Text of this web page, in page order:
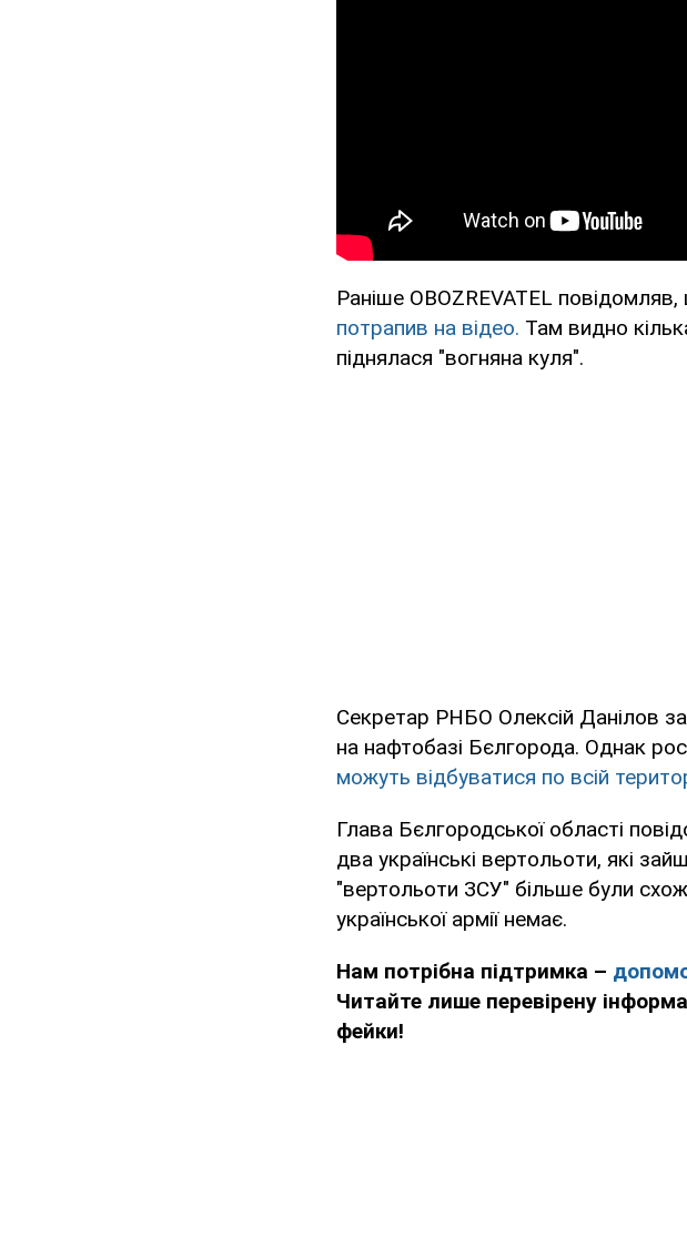
Раніше OBOZREVATEL
потрапив на відео. Там видно
піднялася "вогняна куля".
Секретар РНБО Олексій Данілов
на нафтобазі Бєлгорода. Однак
можуть відбуватися по всій
Глава Бєлгородської області
два українські вертольоти, які
"вертольоти ЗСУ" більше були
української армії немає.
Нам потрібна підтримка –
Читайте лише перевірену
фейки!